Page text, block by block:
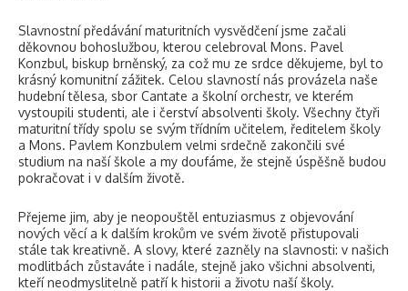
Slavnostní předávání maturitních vysvědčení jsme začali
děkovnou bohoslužbou, kterou celebroval Mons. Pavel
Konzbul, biskup brněnský, za což mu ze srdce děkujeme, byl to
krásný komunitní zážitek. Celou slavností nás provázela naše
hudební tělesa, sbor Cantate a školní orchestr, ve kterém
vystoupili studenti, ale i čerství absolventi školy. Všechny čtyři
maturitní třídy spolu se svým třídním učitelem, ředitelem školy
a Mons. Pavlem Konzbulem velmi srdečně zakončili své
studium na naší škole a my doufáme, že stejně úspěšně budou
pokračovat i v dalším životě.
Přejeme jim, aby je neopouštěl entuziasmus z objevování
nových věcí a k dalším krokům ve svém životě přistupovali
stále tak kreativně. A slovy, které zazněly na slavnosti: v našich
modlitbách zůstaváte i nadále, stejně jako všichni absolventi,
kteří neodmyslitelně patří k historii a životu naší školy.